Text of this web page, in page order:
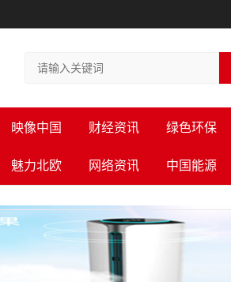
映像中国 财经资讯 绿色环保
魅力北欧 网络资讯 中国能源